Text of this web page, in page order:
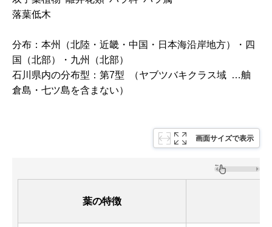
落葉低木
分布：本州（北陸・近畿・中国・日本海沿岸地方）・四
国（北部）・九州（北部）
石川県内の分布型：第7型 （ヤブツバキクラス域 …舳
倉島・七ツ島を含まない）
画面サイズで表示
葉の特徴